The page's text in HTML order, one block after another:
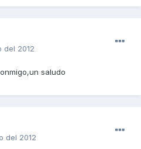
del 2012
saludo
del 2012